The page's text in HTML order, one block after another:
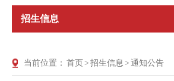
招生信息
当前位置： 首页 > 招生信息 > 通知公告